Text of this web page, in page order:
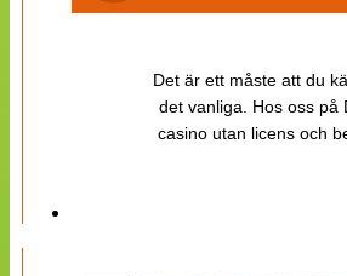
Det är ett måste att du
det vanliga. Hos oss på
casino utan licens och